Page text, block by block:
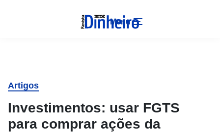
Menu
Artigos
Investimentos: usar FGTS
para comprar ações da